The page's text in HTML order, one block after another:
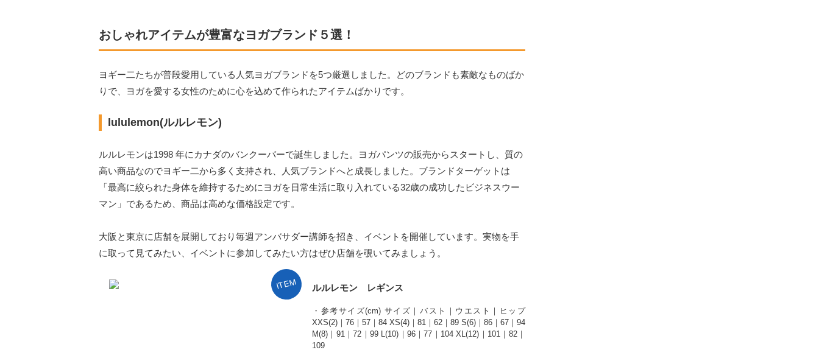
おしゃれアイテムが豊富なヨガブランド５選！
ヨギー二たちが普段愛用している人気ヨガブランドを5つ厳選しました。どのブランドも素敵なものばか
りで、ヨガを愛する女性のために心を込めて作られたアイテムばかりです。
lululemon(ルルレモン)
ルルレモンは1998 年にカナダのバンクーバーで誕生しました。ヨガパンツの販売からスタートし、質の
高い商品なのでヨギー二から多く支持され、人気ブランドへと成長しました。ブランドターゲットは
「最高に絞られた身体を維持するためにヨガを日常生活に取り入れている32歳の成功したビジネスウー
マン」であるため、商品は高めな価格設定です。
大阪と東京に店舗を展開しており毎週アンバサダー講師を招き、イベントを開催しています。実物を手
に取って見てみたい、イベントに参加してみたい方はぜひ店舗を覗いてみましょう。
ITEM ルルレモン レギンス
・参考サイズ(cm) サイズ｜バスト｜ウエスト｜ヒップ
XXS(2)｜76｜57｜84 XS(4)｜81｜62｜89 S(6)｜86｜67｜94
M(8)｜91｜72｜99 L(10)｜96｜77｜104 XL(12)｜101｜82｜
109